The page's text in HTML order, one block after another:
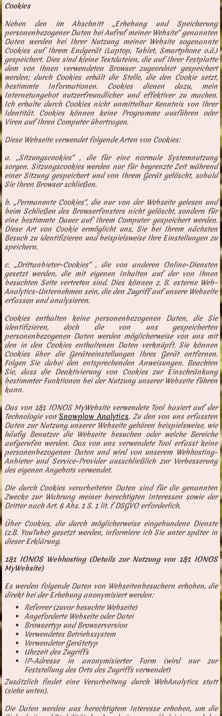
Cookies
Neben den im Abschnitt „Erhebung und Speicherung
personenbezogener Daten bei Aufruf meiner Website“ genannten
Daten werden bei Ihrer Nutzung meiner Website sogenannte
Cookies auf Ihrem Endgerät (Laptop, Tablet, Smartphone o.ä.)
gespeichert. Dies sind kleine Textdateien, die auf Ihrer Festplatte
dem von Ihnen verwendeten Browser zugeordnet gespeichert
werden; durch Cookies erhält die Stelle, die den Cookie setzt,
bestimmte Informationen. Cookies dienen dazu, mein
Internetangebot nutzerfreundlicher und effektiver zu machen.
Ich erhalte durch Cookies nicht unmittelbar Kenntnis von Ihrer
Identität. Cookies können keine Programme ausführen oder
Viren auf Ihren Computer übertragen.
Diese Webseite verwendet folgende Arten von Cookies:
a. „Sitzungscookies“ , die für eine normale Systemnutzung
sorgen. Sitzungscookies werden nur für begrenzte Zeit während
einer Sitzung gespeichert und von Ihrem Gerät gelöscht, sobald
Sie Ihren Browser schließen.
b. „Permanente Cookies“, die nur von der Webseite gelesen und
beim Schließen des Browserfensters nicht gelöscht, sondern für
eine bestimmte Dauer auf Ihrem Computer gespeichert werden.
Diese Art von Cookie ermöglicht uns, Sie bei Ihrem nächsten
Besuch zu identifizieren und beispielsweise Ihre Einstellungen zu
speichern.
c. „Drittanbieter-Cookies“ , die von anderen Online-Diensten
gesetzt werden, die mit eigenen Inhalten auf der von Ihnen
besuchten Seite vertreten sind. Dies können z. B. externe Web-
Analytics-Unternehmen sein, die den Zugriff auf unsere Webseite
erfassen und analysieren.
Cookies enthalten keine personenbezogenen Daten, die Sie
identifizieren, doch die von uns gespeicherten
personenbezogenen Daten werden möglicherweise von uns mit
den in den Cookies enthaltenen Daten verknüpft. Sie können
Cookies über die Geräteeinstellungen Ihres Gerät entfernen.
Folgen Sie dabei den entsprechenden Anweisungen. Beachten
Sie, dass die Deaktivierung von Cookies zur Einschränkung
bestimmter Funktionen bei der Nutzung unserer Webseite führen
kann.
Das von 1&1 IONOS MyWebsite verwendete Tool basiert auf der
Technologie vonSnowplow Analytics. Zu den von uns erfassten
Daten zur Nutzung unserer Webseite gehören beispielsweise, wie
häufig Benutzer die Webseite besuchen oder welche Bereiche
aufgerufen werden. Das von uns verwendete Tool erfasst keine
personenbezogenen Daten und wird von unserem Webhosting-
Anbieter und Service-Provider ausschließlich zur Verbesserung
des eigenen Angebots verwendet.
Die durch Cookies verarbeiteten Daten sind für die genannten
Zwecke zur Wahrung meiner berechtigten Interessen sowie der
Dritter nach Art. 6 Abs. 1 S. 1 lit. f DSGVO erforderlich.
Über Cookies, die durch möglicherweise eingebundene Dienste
(z.B. YouTube) gesetzt werden, informiere ich Sie unter später in
dieser Erklärung.
1&1 IONOS Webhosting (Details zur Nutzung von 1&1 IONOS
MyWebsite)
Es werden folgende Daten von Webseitenbesuchern erhoben, die
direkt bei der Erhebung anonymisiert werden:
Referrer (zuvor besuchte Webseite)
Angeforderte Webseite oder Datei
Browsertyp und Browserversion
Verwendetes Betriebssystem
Verwendeter Gerätetyp
Uhrzeit des Zugriffs
IP-Adresse in anonymisierter Form (wird nur zur
Feststellung des Orts des Zugriffs verwendet)
Zusätzlich findet eine Verarbeitung durch WebAnalytics statt
(siehe unten).
Die Daten werden aus berechtigtem Interesse erhoben, um die